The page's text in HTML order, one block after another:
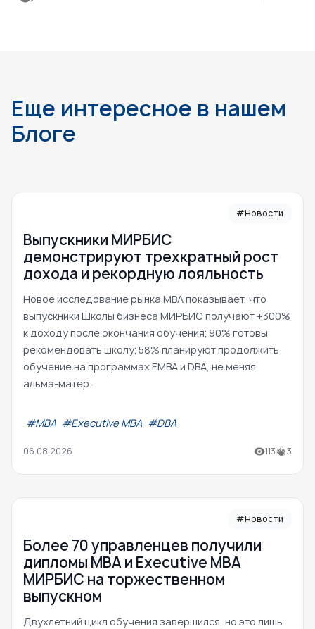
Еще интересное в нашем
Блоге
#Новости
Выпускники МИРБИС
демонстрируют трехкратный рост
дохода и рекордную лояльность
Новое исследование рынка MBA показывает, что
выпускники Школы бизнеса МИРБИС получают +300%
к доходу после окончания обучения; 90% готовы
рекомендовать школу; 58% планируют продолжить
обучение на программах EMBA и DBA, не меняя
альма-матер.
#МВА #Executive MBA #DBA
06.08.2026 113 3
#Новости
Более 70 управленцев получили
дипломы MBA и Executive MBA
МИРБИС на торжественном
выпускном
Двухлетний цикл обучения завершился, но это лишь